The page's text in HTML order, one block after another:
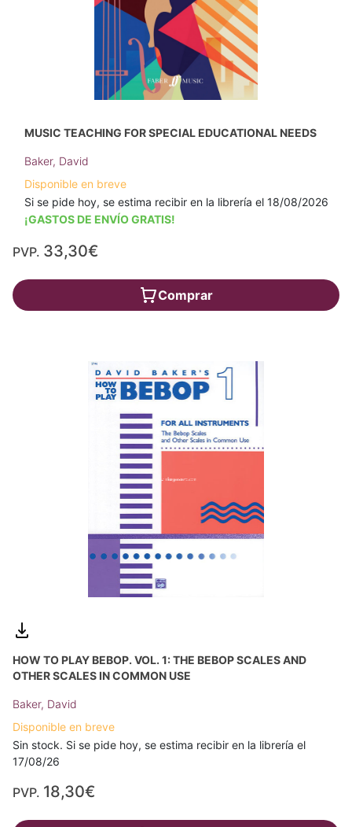
MUSIC TEACHING FOR SPECIAL EDUCATIONAL NEEDS
Baker, David
Disponible en breve
Si se pide hoy, se estima recibir en la librería el 18/08/2026
¡GASTOS DE ENVÍO GRATIS!
PVP. 33,30€
Comprar
HOW TO PLAY BEBOP. VOL. 1: THE BEBOP SCALES AND
OTHER SCALES IN COMMON USE
Baker, David
Disponible en breve
Sin stock. Si se pide hoy, se estima recibir en la librería el
17/08/26
PVP. 18,30€